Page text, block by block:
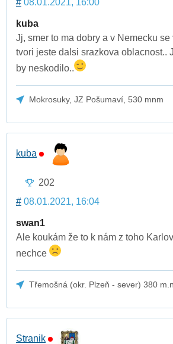
kuba
Jj, smer to ma dobry a v Nemecku
tvori jeste dalsi srazkova oblacnost..
by neskodilo..
Mokrosuky, JZ Pošumaví, 530 mnm
kuba
202
# 08.01.2021, 16:04
swan1
Ale koukám že to k nám z toho
nechce
Třemošná (okr. Plzeň - sever) 380
Stranik